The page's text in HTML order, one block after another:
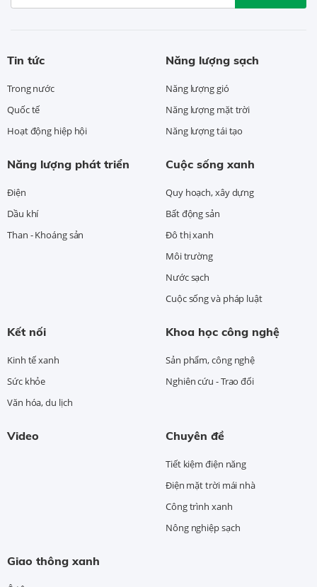
Tin tức
Trong nước
Quốc tế
Hoạt động hiệp hội
Năng lượng sạch
Năng lượng gió
Năng lượng mặt trời
Năng lượng tái tạo
Năng lượng phát triển
Điện
Dầu khí
Than - Khoáng sản
Cuộc sống xanh
Quy hoạch, xây dựng
Bất động sản
Đô thị xanh
Môi trường
Nước sạch
Cuộc sống và pháp luật
Kết nối
Kinh tế xanh
Sức khỏe
Văn hóa, du lịch
Khoa học công nghệ
Sản phẩm, công nghệ
Nghiên cứu - Trao đổi
Video Chuyên đề
Tiết kiệm điện năng
Điện mặt trời mái nhà
Công trình xanh
Nông nghiệp sạch
Giao thông xanh